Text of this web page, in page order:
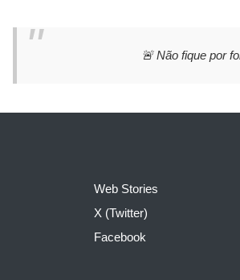
🚨 Não fique por
Web Stories
X (Twitter)
Facebook